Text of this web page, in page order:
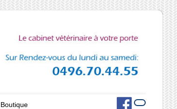
Boutique